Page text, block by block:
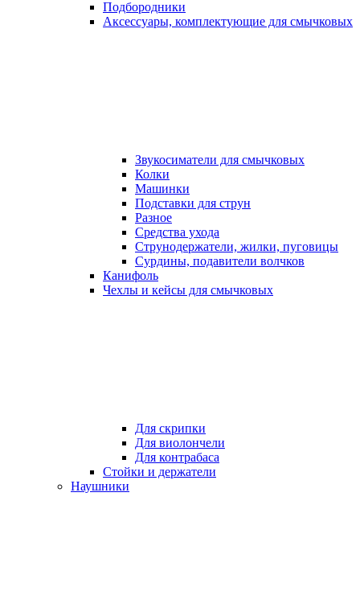
Подбородники
Аксеcсуары, комплектующие для смычковых
Звукосиматели для смычковых
Колки
Машинки
Подставки для струн
Разное
Средства ухода
Струнодержатели, жилки, пуговицы
Сурдины, подавители волчков
Канифоль
Чехлы и кейсы для смычковых
Для скрипки
Для виолончели
Для контрабаса
Стойки и держатели
Наушники